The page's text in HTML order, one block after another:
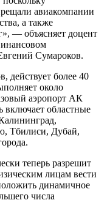
авиакомпании
а также
— объясняет доцент
Сумароков.
действует более 40
около
аэропорт АК
областные
Тбилиси, Дубай,
теперь разрешит
лицам вести
динамичное
числа